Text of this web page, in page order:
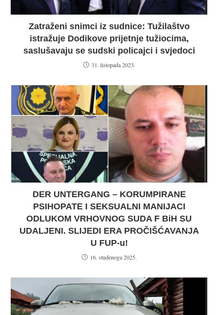
Zatraženi snimci iz sudnice: Tužilaštvo
istražuje Dodikove prijetnje tužiocima,
saslušavaju se sudski policajci i svjedoci
31. listopada 2023.
DER UNTERGANG – KORUMPIRANE
PSIHOPATE I SEKSUALNI MANIJACI
ODLUKOM VRHOVNOG SUDA F BiH SU
UDALJENI. SLIJEDI ERA PROČIŠĆAVANJA
U FUP-u!
16. studenoga 2025.